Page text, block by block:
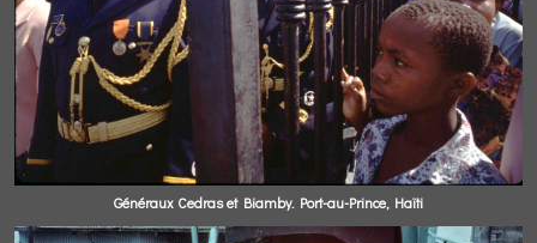
Généraux Cedras et Biamby. Port-au-Prince, Haïti